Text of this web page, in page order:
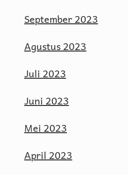
September 2023
Agustus 2023
Juli 2023
Juni 2023
Mei 2023
April 2023